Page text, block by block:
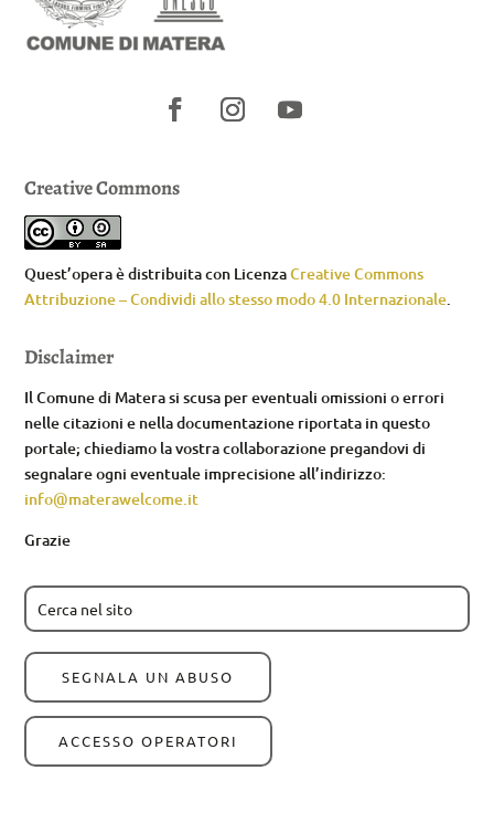
Creative Commons
Quest’opera è distribuita con LicenzaCreative Commons
Attribuzione – Condividi allo stesso modo 4.0 Internazionale
Disclaimer
Il Comune di Matera si scusa per eventuali omissioni o errori
nelle citazioni e nella documentazione riportata in questo
portale; chiediamo la vostra collaborazione pregandovi di
segnalare ogni eventuale imprecisione all’indirizzo:
info@materawelcome.it
Grazie
SEGNALA UN ABUSO
ACCESSO OPERATORI